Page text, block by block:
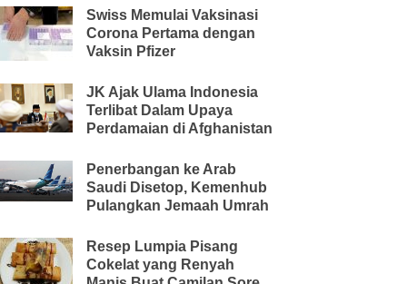
Swiss Memulai Vaksinasi
Corona Pertama dengan
Vaksin Pfizer
JK Ajak Ulama Indonesia
Terlibat Dalam Upaya
Perdamaian di Afghanistan
Penerbangan ke Arab
Saudi Disetop, Kemenhub
Pulangkan Jemaah Umrah
Resep Lumpia Pisang
Cokelat yang Renyah